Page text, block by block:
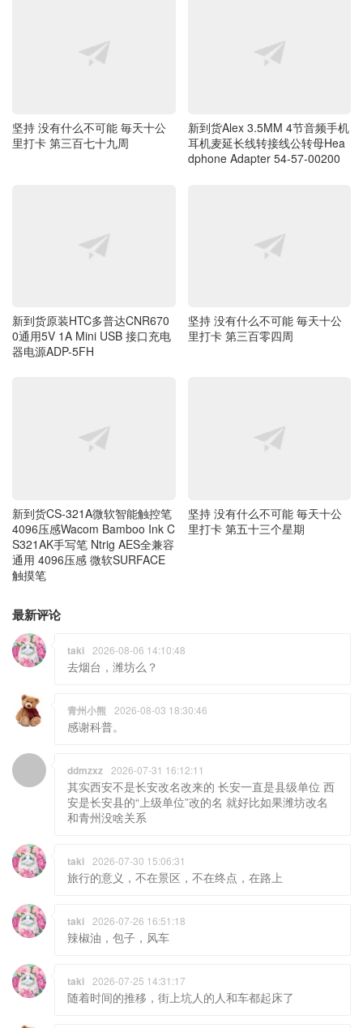
坚持 没有什么不可能 毎天十公
里打卡 第三百七十九周
新到货Alex 3.5MM 4节音频手机
耳机麦延长线转接线公转母Hea
dphone Adapter 54-57-00200
新到货原装HTC多普达CNR670
0通用5V 1A Mini USB 接口充电
器电源ADP-5FH
坚持 没有什么不可能 毎天十公
里打卡 第三百零四周
新到货CS-321A微软智能触控笔
4096压感Wacom Bamboo Ink C
S321AK手写笔 Ntrig AES全兼容
通用 4096压感 微软SURFACE
触摸笔
坚持 没有什么不可能 毎天十公
里打卡 第五十三个星期
最新评论
taki 2026-08-06 14:10:48
去烟台，潍坊么？
青州小熊 2026-08-03 18:30:46
感谢科普。
ddmzxz 2026-07-31 16:12:11
其实西安不是长安改名改来的 长安一直是县级单位 西
安是长安县的“上级单位”改的名 就好比如果潍坊改名
和青州没啥关系
taki 2026-07-30 15:06:31
旅行的意义，不在景区，不在终点，在路上
taki 2026-07-26 16:51:18
辣椒油，包子，风车
taki 2026-07-25 14:31:17
随着时间的推移，街上坑人的人和车都起床了